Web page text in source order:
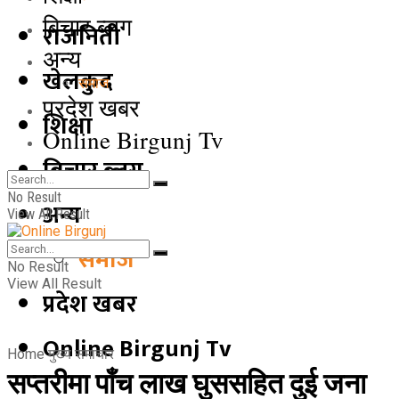
राजनिती
खेलकुद
शिक्षा
बिचार ब्लग
अन्य
समाज
प्रदेश खबर
Online Birgunj Tv
बिचार ब्लग
अन्य
समाज
प्रदेश खबर
Online Birgunj Tv
No Result
View All Result
No Result
View All Result
Home मुख्य समाचार
सप्तरीमा पाँच लाख घुससहित दुई जना